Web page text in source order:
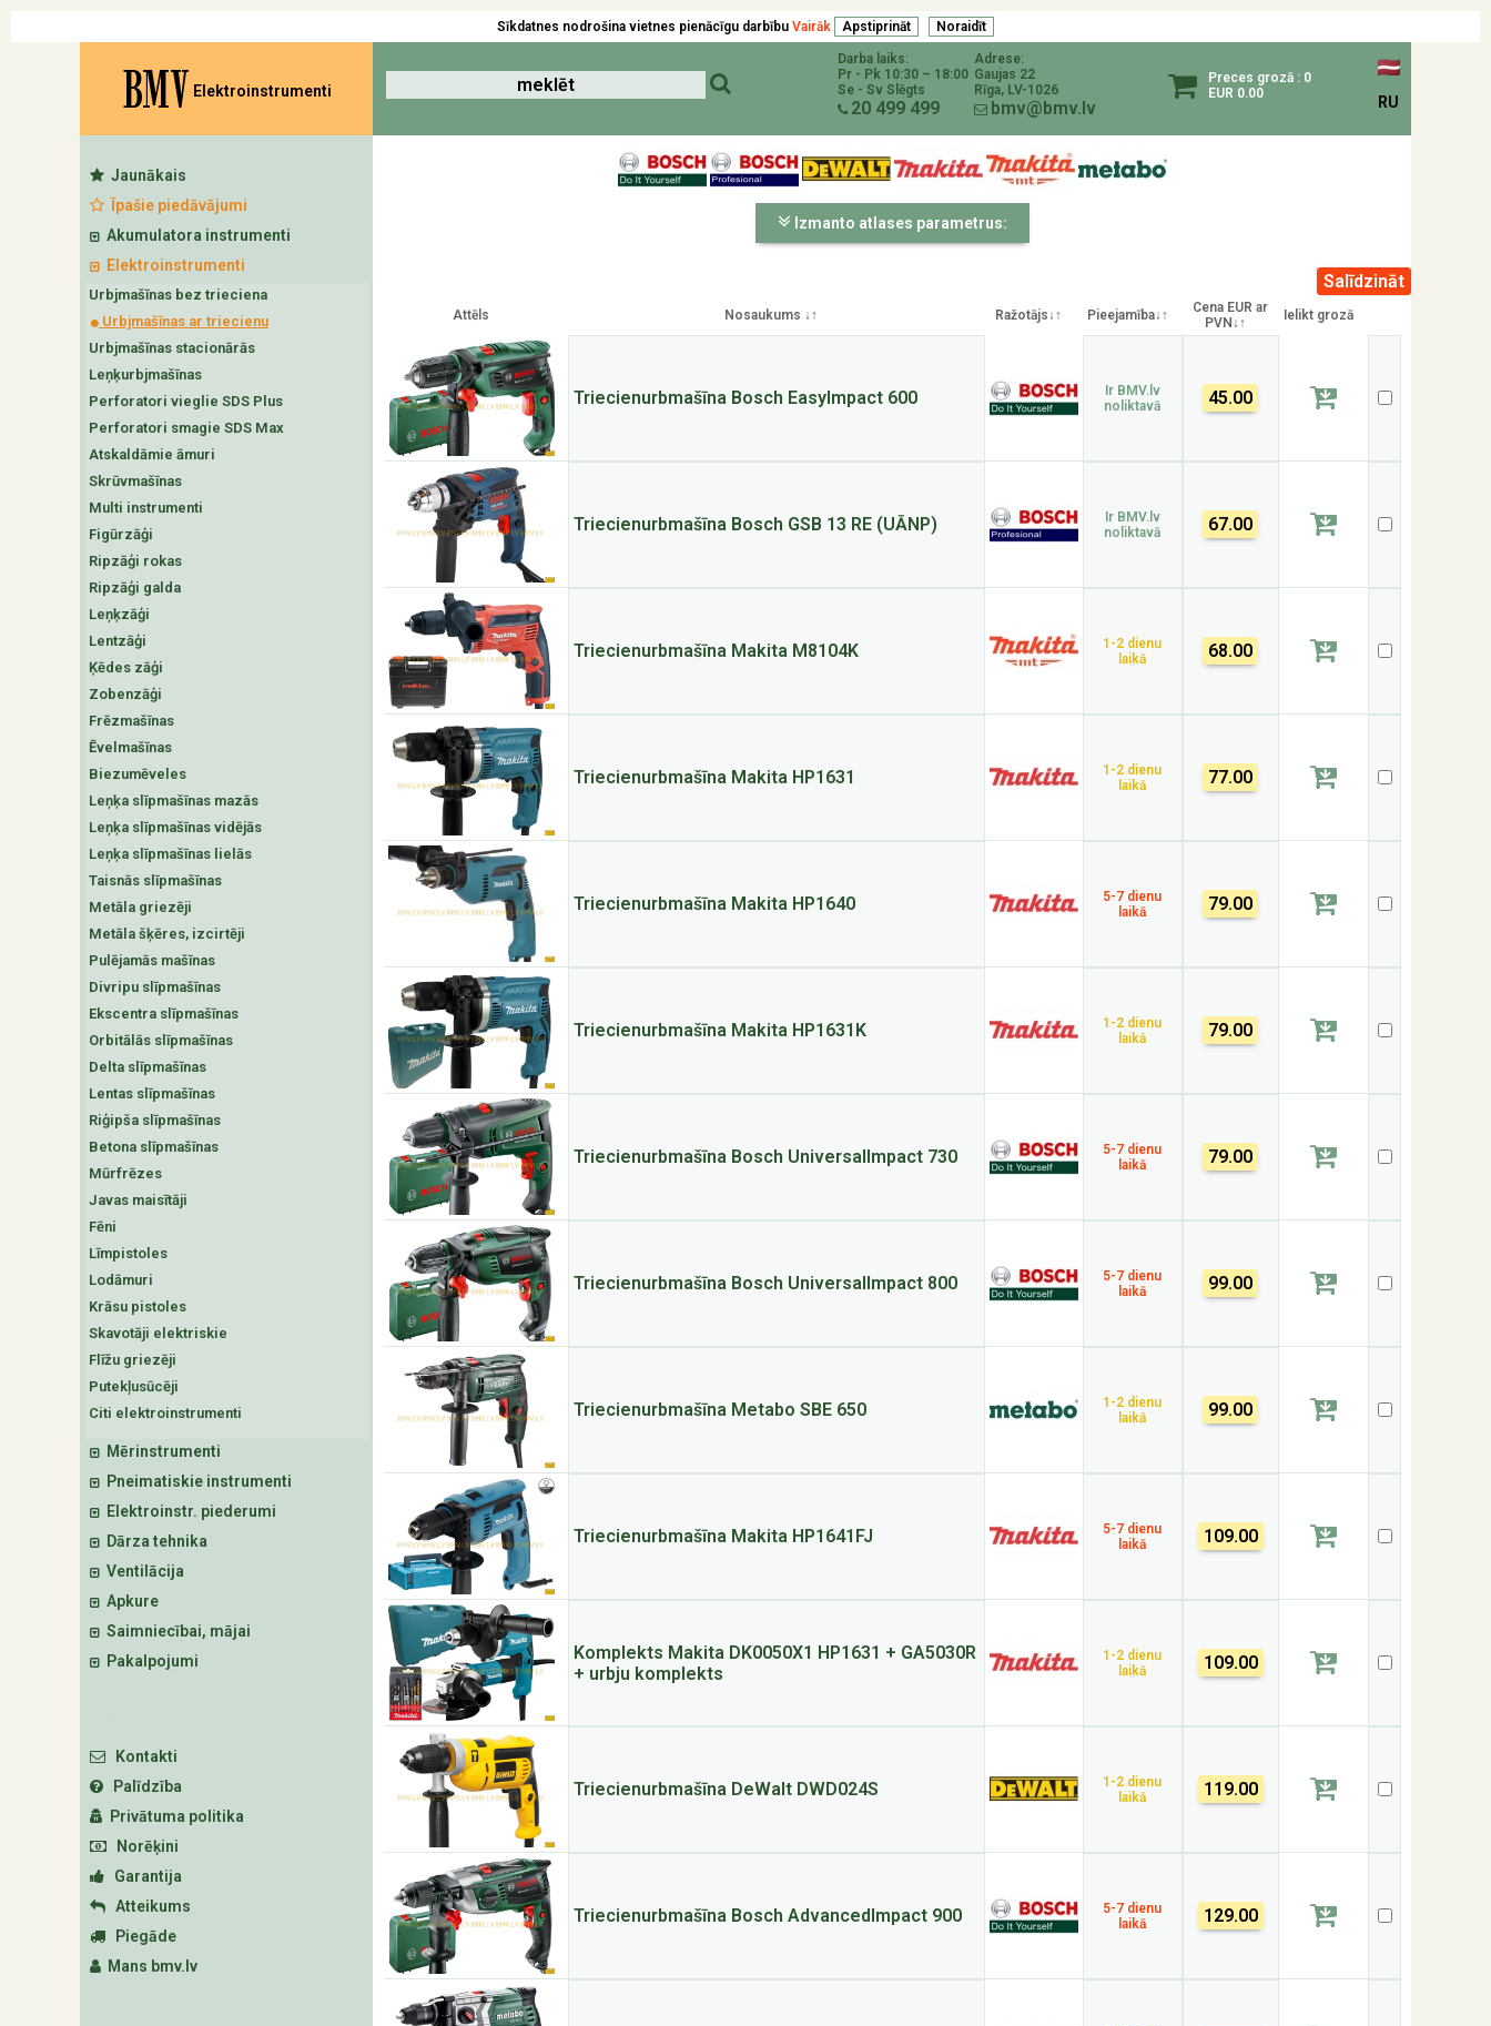
Sīkdatnes nodrošina vietnes pienācīgu darbību Vairāk
BMV Elektroinstrumenti
Darba laiks:
Pr - Pk 10:30 – 18:00
Se - Sv Slēgts
20 499 499
Adrese:
Gaujas 22
Rīga, LV-1026
bmv@bmv.lv
Preces grozā : 0
EUR 0.00
RU
Jaunākais
Īpašie piedāvājumi
Akumulatora instrumenti
Elektroinstrumenti
Urbjmašīnas bez trieciena
Urbjmašīnas ar triecienu
Urbjmašīnas stacionārās
Leņķurbjmašīnas
Perforatori vieglie SDS Plus
Perforatori smagie SDS Max
Atskaldāmie āmuri
Skrūvmašīnas
Multi instrumenti
Figūrzāģi
Ripzāģi rokas
Ripzāģi galda
Leņķzāģi
Lentzāģi
Ķēdes zāģi
Zobenzāģi
Frēzmašīnas
Ēvelmašīnas
Biezumēveles
Leņķa slīpmašīnas mazās
Leņķa slīpmašīnas vidējās
Leņķa slīpmašīnas lielās
Taisnās slīpmašīnas
Metāla griezēji
Metāla šķēres, izcirtēji
Pulējamās mašīnas
Divripu slīpmašīnas
Ekscentra slīpmašīnas
Orbitālās slīpmašīnas
Delta slīpmašīnas
Lentas slīpmašīnas
Riģipša slīpmašīnas
Betona slīpmašīnas
Mūrfrēzes
Javas maisītāji
Fēni
Līmpistoles
Lodāmuri
Krāsu pistoles
Skavotāji elektriskie
Flīžu griezēji
Putekļusūcēji
Citi elektroinstrumenti
Mērinstrumenti
Pneimatiskie instrumenti
Elektroinstr. piederumi
Dārza tehnika
Ventilācija
Apkure
Saimniecībai, mājai
Pakalpojumi
Kontakti
Palīdzība
Privātuma politika
Norēķini
Garantija
Atteikums
Piegāde
Mans bmv.lv
Izmanto atlases parametrus:
Attēls Nosaukums ↓↑ Ražotājs↓↑ Pieejamība↓↑
Cena EUR ar
PVN↓↑
Ielikt grozā
Triecienurbmašīna Bosch EasyImpact 600
Ir BMV.lv
noliktavā
45.00
Triecienurbmašīna Bosch GSB 13 RE (UĀNP)
Ir BMV.lv
noliktavā
67.00
Triecienurbmašīna Makita M8104K
1-2 dienu
laikā
68.00
Triecienurbmašīna Makita HP1631
1-2 dienu
laikā
77.00
Triecienurbmašīna Makita HP1640
5-7 dienu
laikā
79.00
Triecienurbmašīna Makita HP1631K
1-2 dienu
laikā
79.00
Triecienurbmašīna Bosch UniversalImpact 730
5-7 dienu
laikā
79.00
Triecienurbmašīna Bosch UniversalImpact 800
5-7 dienu
laikā
99.00
Triecienurbmašīna Metabo SBE 650
1-2 dienu
laikā
99.00
Triecienurbmašīna Makita HP1641FJ
5-7 dienu
laikā
109.00
Komplekts Makita DK0050X1 HP1631 + GA5030R
+ urbju komplekts
1-2 dienu
laikā
109.00
Triecienurbmašīna DeWalt DWD024S
1-2 dienu
laikā
119.00
Triecienurbmašīna Bosch AdvancedImpact 900
5-7 dienu
laikā
129.00